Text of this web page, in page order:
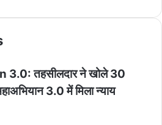
तहसीलदार ने खोले 30
3.0 में मिला न्याय